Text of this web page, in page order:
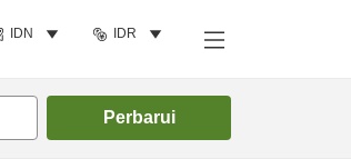
IDN IDR
Perbarui
Cari kamar